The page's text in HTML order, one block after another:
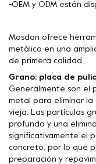
-OEM y ODM están
Mosdan ofrece
metálico en una
de primera calidad.
Grano: placa de
Generalmente son el
metal para eliminar la
vieja. Las partículas
profundo y una
significativamente el
concreto, por lo que
preparación y